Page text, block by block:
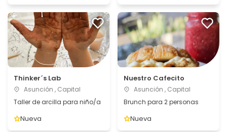
Thinker´s Lab
Asunción , Capital
Taller de arcilla para niño/a
Nueva
Nuestro Cafecito
Asunción , Capital
Brunch para 2 personas
Nueva